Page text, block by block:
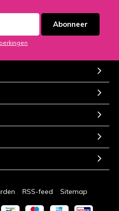
Abonneer
RSS-feed Sitemap